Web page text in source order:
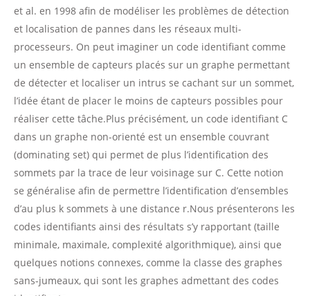
et al. en 1998 afin de modéliser les problèmes de détection
et localisation de pannes dans les réseaux multi-
processeurs. On peut imaginer un code identifiant comme
un ensemble de capteurs placés sur un graphe permettant
de détecter et localiser un intrus se cachant sur un sommet,
l’idée étant de placer le moins de capteurs possibles pour
réaliser cette tâche.Plus précisément, un code identifiant C
dans un graphe non-orienté est un ensemble couvrant
(dominating set) qui permet de plus l’identification des
sommets par la trace de leur voisinage sur C. Cette notion
se généralise afin de permettre l’identification d’ensembles
d’au plus k sommets à une distance r.Nous présenterons les
codes identifiants ainsi des résultats s’y rapportant (taille
minimale, maximale, complexité algorithmique), ainsi que
quelques notions connexes, comme la classe des graphes
sans-jumeaux, qui sont les graphes admettant des codes